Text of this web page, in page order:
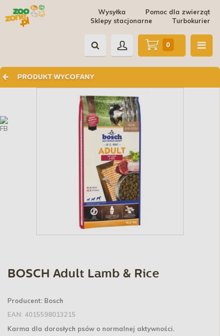
Pomoc dla zwierząt
Wysyłka
Turbokurier
Sklepy stacjonarne
PRODUKT WYCOFANY
0
BOSCH Adult Lamb & Rice
Producent: Bosch
EAN: 4015598013215
Karma dla dorosłych psów o normalnej aktywności.